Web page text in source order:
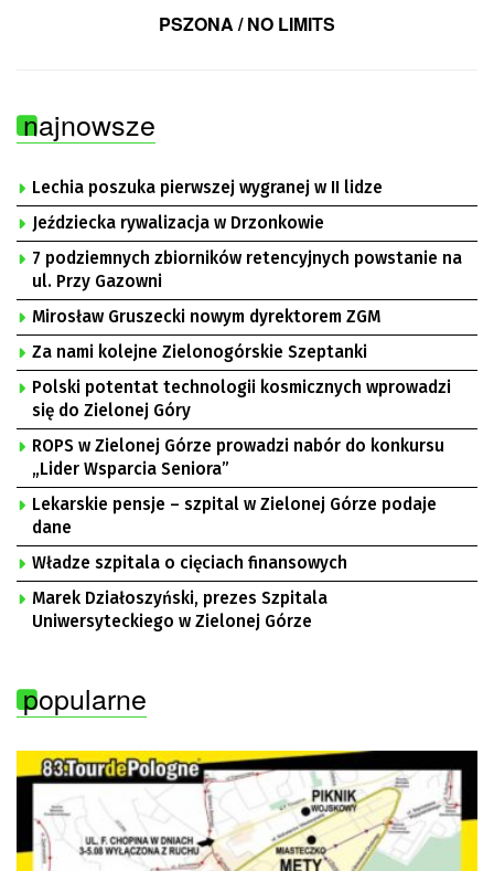
PSZONA / NO LIMITS
najnowsze
Lechia poszuka pierwszej wygranej w II lidze
Jeździecka rywalizacja w Drzonkowie
7 podziemnych zbiorników retencyjnych powstanie na
ul. Przy Gazowni
Mirosław Gruszecki nowym dyrektorem ZGM
Za nami kolejne Zielonogórskie Szeptanki
Polski potentat technologii kosmicznych wprowadzi
się do Zielonej Góry
ROPS w Zielonej Górze prowadzi nabór do konkursu
„Lider Wsparcia Seniora”
Lekarskie pensje – szpital w Zielonej Górze podaje
dane
Władze szpitala o cięciach finansowych
Marek Działoszyński, prezes Szpitala
Uniwersyteckiego w Zielonej Górze
popularne